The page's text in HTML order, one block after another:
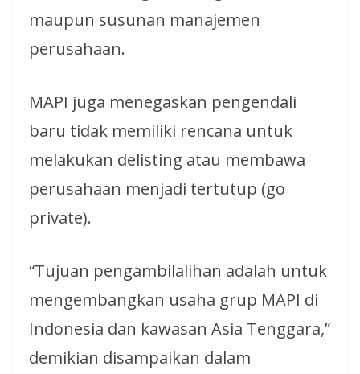
maupun susunan manajemen
perusahaan.
MAPI juga menegaskan pengendali
baru tidak memiliki rencana untuk
melakukan delisting atau membawa
perusahaan menjadi tertutup (go
private).
“Tujuan pengambilalihan adalah untuk
mengembangkan usaha grup MAPI di
Indonesia dan kawasan Asia Tenggara,”
demikian disampaikan dalam